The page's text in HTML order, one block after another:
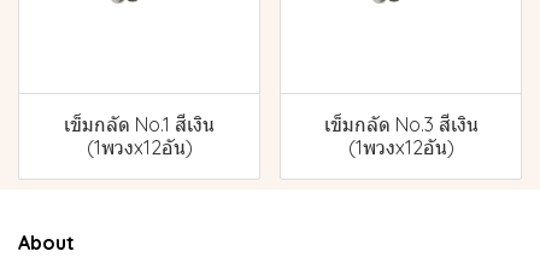
เข็มกลัด No.1 สีเงิน
(1พวงx12อัน)
เข็มกลัด No.3 สีเงิน
(1พวงx12อัน)
About